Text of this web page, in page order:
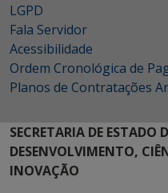
LGPD
Fala Servidor
Acessibilidade
Ordem Cronológica de
Planos de Contratações
SECRETARIA DE ESTADO
DESENVOLVIMENTO,
INOVAÇÃO